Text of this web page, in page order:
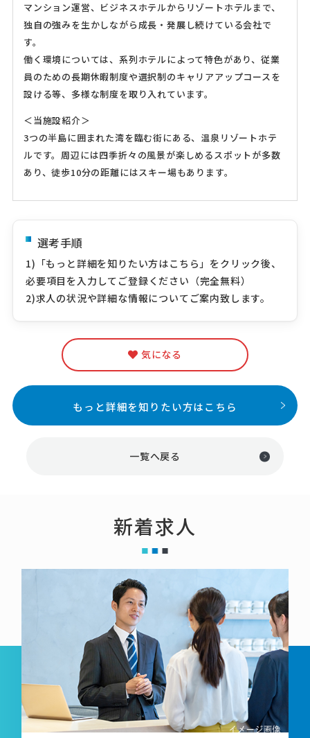
マンション運営、ビジネスホテルからリゾートホテルまで、
独自の強みを生かしながら成長・発展し続けている会社で
す。
働く環境については、系列ホテルによって特色があり、従業
員のための長期休暇制度や選択制のキャリアアップコースを
設ける等、多様な制度を取り入れています。
＜当施設紹介＞
3つの半島に囲まれた湾を臨む街にある、温泉リゾートホテ
ルです。周辺には四季折々の風景が楽しめるスポットが多数
あり、徒歩10分の距離にはスキー場もあります。
選考手順
1)「もっと詳細を知りたい方はこちら」をクリック後、
必要項目を入力してご登録ください（完全無料）
2)求人の状況や詳細な情報についてご案内致します。
気になる
もっと詳細を知りたい方はこちら
一覧へ戻る
新着求人